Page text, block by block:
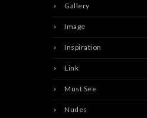
Gallery
Image
Inspiration
Link
Must See
Nudes